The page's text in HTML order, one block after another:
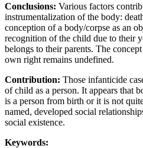
Conclusions: Various factors
instrumentalization of the body:
conception of a body/corpse as an
recognition of the child due to their
belongs to their parents. The
own right remains undefined.
Contribution: Those infanticide
of child as a person. It appears that
is a person from birth or it is not
named, developed social
social existence.
Keywords: